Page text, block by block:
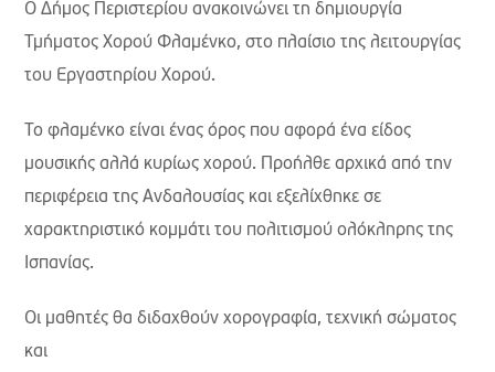
Ο Δήμος Περιστερίου ανακοινώνει τη δημιουργία
Τμήματος Χορού Φλαμένκο, στο πλαίσιο της λειτουργίας
του Εργαστηρίου Χορού.
Το φλαμένκο είναι ένας όρος που αφορά ένα είδος
μουσικής αλλά κυρίως χορού. Προήλθε αρχικά από την
περιφέρεια της Ανδαλουσίας και εξελίχθηκε σε
χαρακτηριστικό κομμάτι του πολιτισμού ολόκληρης της
Ισπανίας.
Οι μαθητές θα διδαχθούν χορογραφία, τεχνική σώματος
και